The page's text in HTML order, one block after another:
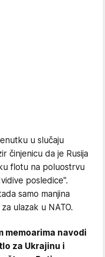
u slučaju
činjenicu da je Rusija
flotu na poluostrvu
posledice".
samo manjina
ulazak u NATO.
memoarima navodi
za Ukrajinu i